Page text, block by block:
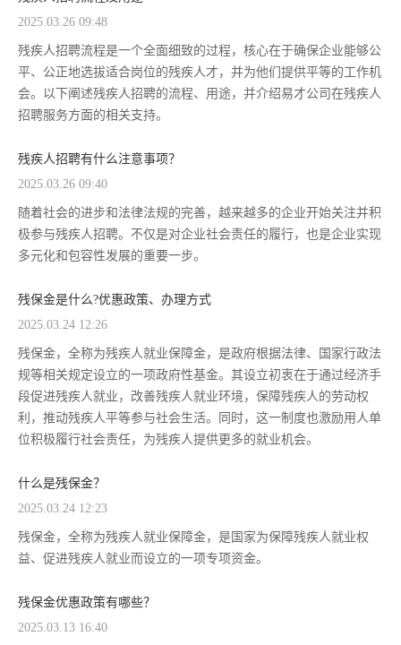
2025.03.26 09:48
残疾人招聘流程是一个全面细致的过程，核心在于确保企业能够公
平、公正地选拔适合岗位的残疾人才，并为他们提供平等的工作机
会。以下阐述残疾人招聘的流程、用途，并介绍易才公司在残疾人
招聘服务方面的相关支持。
残疾人招聘有什么注意事项？
2025.03.26 09:40
随着社会的进步和法律法规的完善，越来越多的企业开始关注并积
极参与残疾人招聘。不仅是对企业社会责任的履行，也是企业实现
多元化和包容性发展的重要一步。
残保金是什么?优惠政策、办理方式
2025.03.24 12:26
残保金，全称为残疾人就业保障金，是政府根据法律、国家行政法
规等相关规定设立的一项政府性基金。其设立初衷在于通过经济手
段促进残疾人就业，改善残疾人就业环境，保障残疾人的劳动权
利，推动残疾人平等参与社会生活。同时，这一制度也激励用人单
位积极履行社会责任，为残疾人提供更多的就业机会。
什么是残保金？
2025.03.24 12:23
残保金，全称为残疾人就业保障金，是国家为保障残疾人就业权
益、促进残疾人就业而设立的一项专项资金。
残保金优惠政策有哪些？
2025.03.13 16:40